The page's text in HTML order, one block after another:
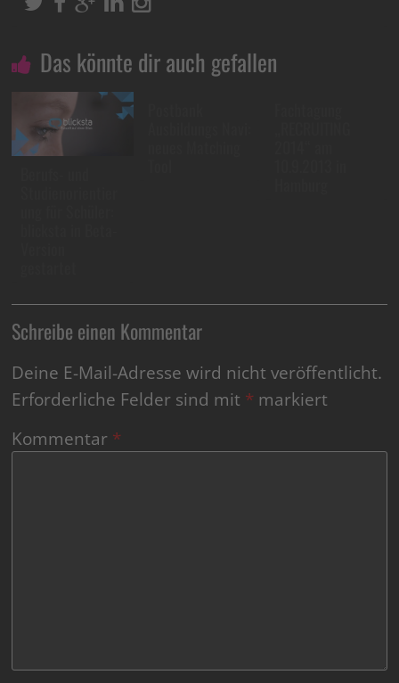
Das könnte dir auch gefallen
Schreibe einen Kommentar
Deine E-Mail-Adresse wird nicht veröffentlicht.
Erforderliche Felder sind mit * markiert
Kommentar *